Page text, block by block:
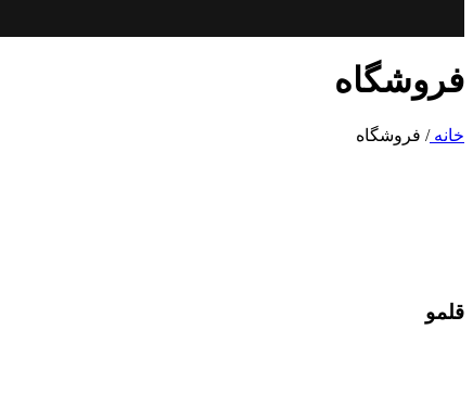
فروشگاه
خانه/ فروشگاه
قلمو